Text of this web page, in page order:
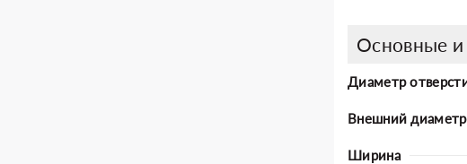
Основные
Диаметр
Внешний диаметр
Ширина